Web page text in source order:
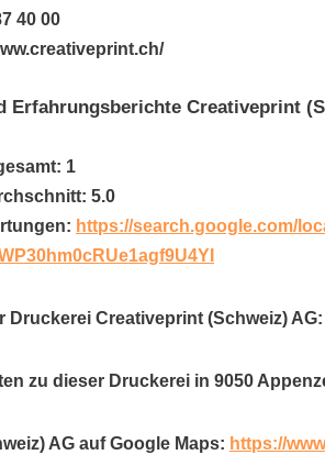
40 00
Erfahrungsberichte Creativeprint
1
5.0
https://search.google.com/
Druckerei Creativeprint (Schweiz) AG:
zu dieser Druckerei in 9050
AG auf Google Maps: https://